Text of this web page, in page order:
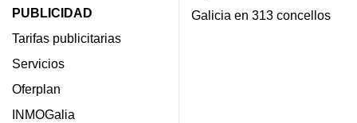
PUBLICIDAD
Tarifas publicitarias
Servicios
Oferplan
INMOGalia
Galicia en 313 concellos